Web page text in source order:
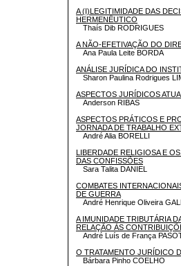
A (I)LEGITIMIDADE DAS
HERMENÊUTICO
Thaís Dib RODRIGUES
A NÃO-EFETIVAÇÃO DO
Ana Paula Leite BORDA
ANÁLISE JURÍDICA DO
Sharon Paulina Rodrigues
ASPECTOS JURÍDICOS
Anderson RIBAS
ASPECTOS PRÁTICOS E
JORNADA DE TRABALHO
André Alia BORELLI
LIBERDADE RELIGIOSA E
DAS CONFISSÕES
Sara Talita DANIEL
COMBATES
DE GUERRA
André Henrique Oliveira
A IMUNIDADE TRIBUTÁRIA
RELAÇÃO ÀS
André Luís de França
O TRATAMENTO JURÍDICO
Bárbara Pinho COELHO